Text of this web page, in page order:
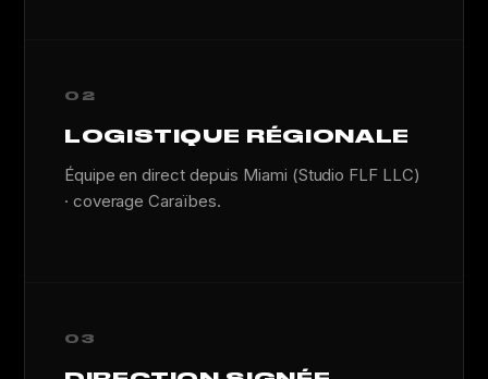
02
LOGISTIQUE RÉGIONALE
Équipe en direct depuis Miami (Studio FLF LLC)
· coverage Caraïbes.
03